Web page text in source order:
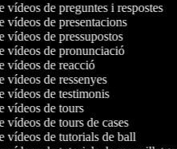
vídeos de preguntes i respostes
vídeos de presentacions
vídeos de pressupostos
vídeos de pronunciació
vídeos de reacció
vídeos de ressenyes
vídeos de testimonis
vídeos de tours
vídeos de tours de cases
vídeos de tutorials de ball